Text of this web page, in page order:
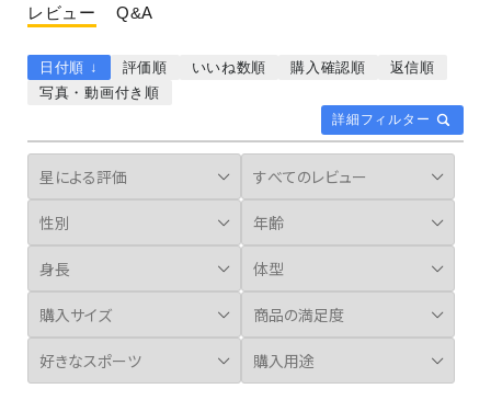
レビュー Q&A
詳細フィルター
日付順 ↓ 評価順 いいね数順 購入確認順
返信順
写真・動画付き順